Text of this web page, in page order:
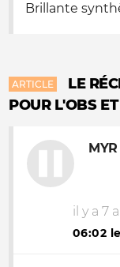
Brillante
ARTICLE
LE
POUR L'OBS
MYR
il y a 7
06:02 le